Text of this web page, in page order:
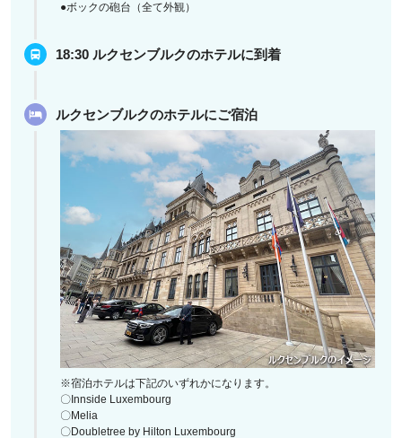
●ボックの砲台（全て外観）
18:30 ルクセンブルクのホテルに到着
ルクセンブルクのホテルにご宿泊
※宿泊ホテルは下記のいずれかになります。
〇Innside Luxembourg
〇Melia
〇Doubletree by Hilton Luxembourg